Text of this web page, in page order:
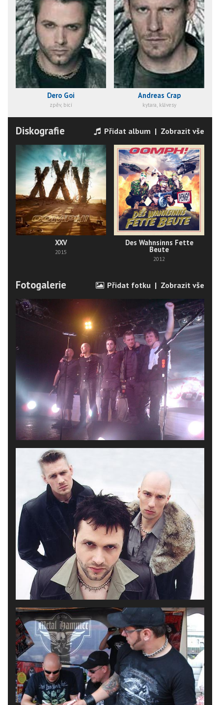
Dero Goi
zpěv, bicí
Andreas Crap
kytara, klávesy
Diskografie Přidat album | Zobrazit vše
XXV
2015
Des Wahnsinns Fette
Beute
2012
Fotogalerie Přidat fotku | Zobrazit vše